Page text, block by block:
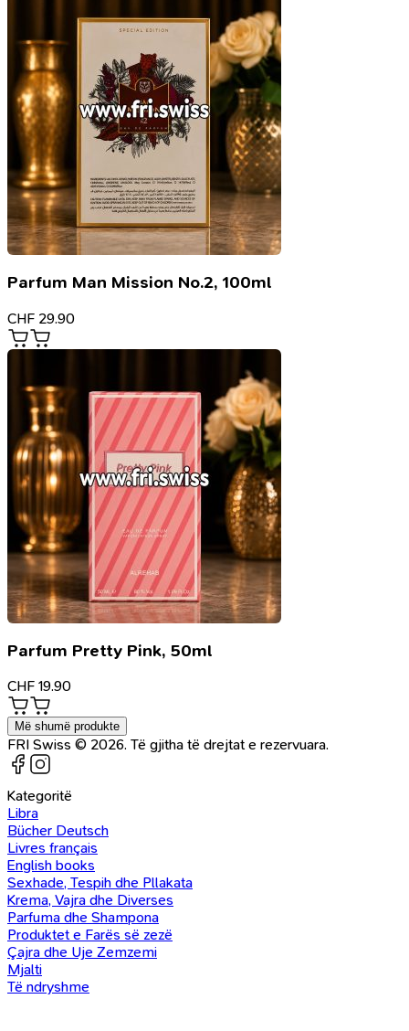
Parfum Man Mission No.2, 100ml
CHF 29.90
Parfum Pretty Pink, 50ml
CHF 19.90
Më shumë produkte
FRI Swiss © 2026. Të gjitha të drejtat e rezervuara.
Kategoritë
Libra
Bücher Deutsch
Livres français
English books
Sexhade, Tespih dhe Pllakata
Krema, Vajra dhe Diverses
Parfuma dhe Shampona
Produktet e Farës së zezë
Çajra dhe Uje Zemzemi
Mjalti
Të ndryshme